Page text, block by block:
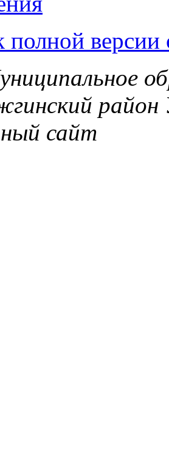
полной версии
район
сайт